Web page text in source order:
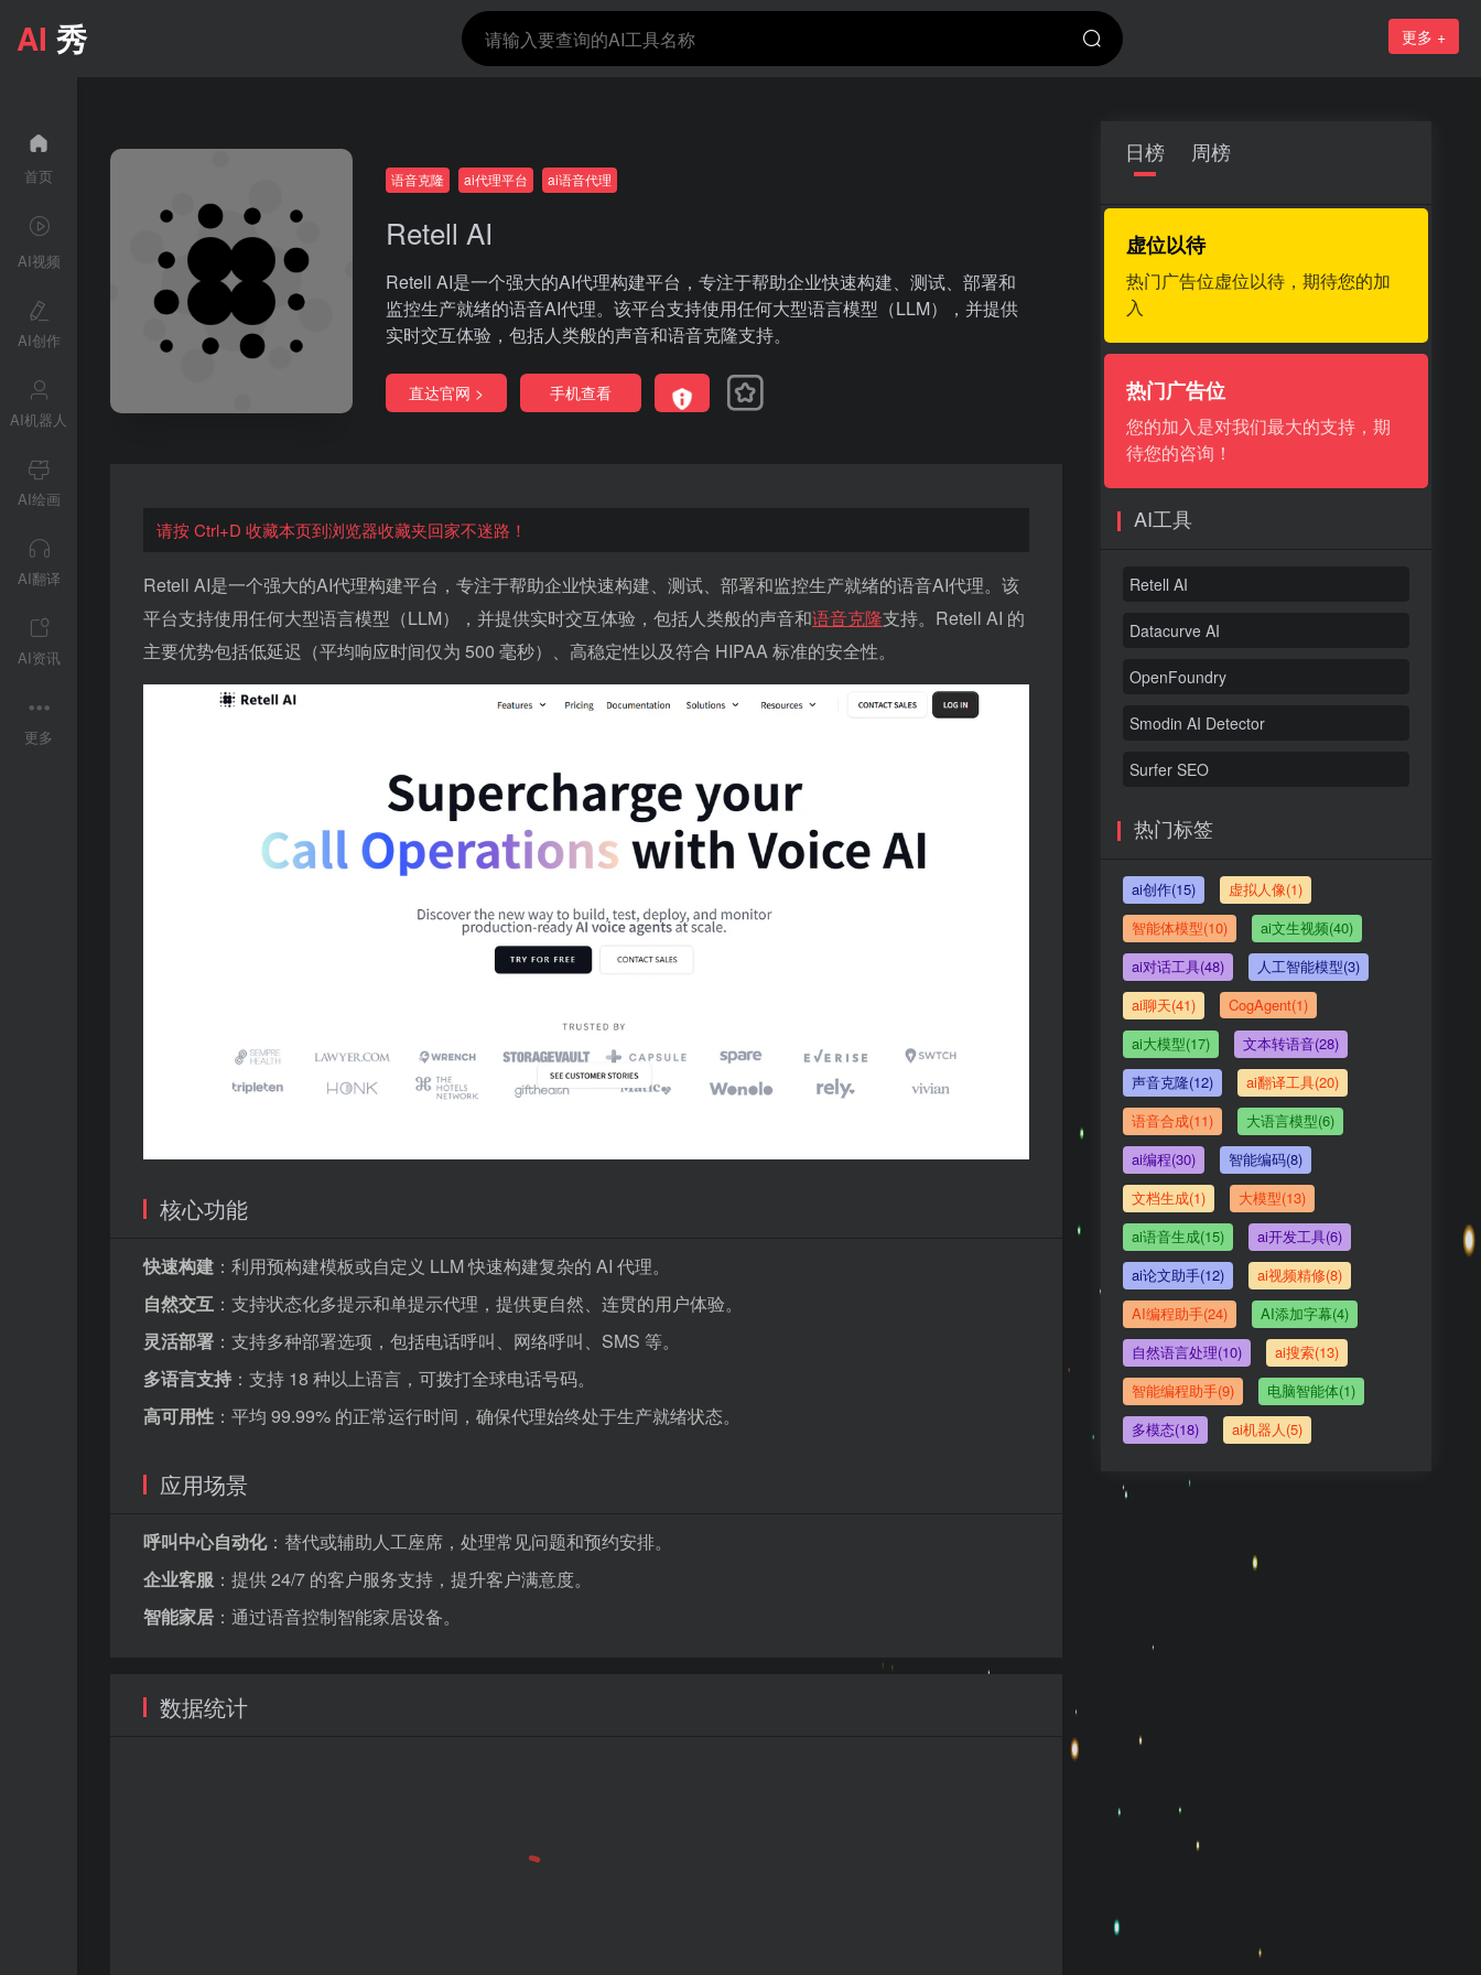
AI 秀 更多 +
首页
AI视频
AI创作
AI机器人
AI绘画
AI翻译
AI资讯
更多
语音克隆 ai代理平台 ai语音代理
Retell AI
Retell AI是一个强大的AI代理构建平台，专注于帮助企业快速构建、测试、部署和
监控生产就绪的语音AI代理。该平台支持使用任何大型语言模型（LLM），并提供
实时交互体验，包括人类般的声音和语音克隆支持。
直达官网 > 手机查看
请按 Ctrl+D 收藏本页到浏览器收藏夹回家不迷路！
Retell AI是一个强大的AI代理构建平台，专注于帮助企业快速构建、测试、部署和监控生产就绪的语音AI代理。该
平台支持使用任何大型语言模型（LLM），并提供实时交互体验，包括人类般的声音和语音克隆支持。Retell AI 的
主要优势包括低延迟（平均响应时间仅为 500 毫秒）、高稳定性以及符合 HIPAA 标准的安全性。
核心功能
快速构建 ：利用预构建模板或自定义 LLM 快速构建复杂的 AI 代理。
自然交互 ：支持状态化多提示和单提示代理，提供更自然、连贯的用户体验。
灵活部署 ：支持多种部署选项，包括电话呼叫、网络呼叫、SMS 等。
多语言支持 ：支持 18 种以上语言，可拨打全球电话号码。
高可用性 ：平均 99.99% 的正常运行时间，确保代理始终处于生产就绪状态。
应用场景
呼叫中心自动化：替代或辅助人工座席，处理常见问题和预约安排。
企业客服 ：提供 24/7 的客户服务支持，提升客户满意度。
智能家居 ：通过语音控制智能家居设备。
数据统计
日榜 周榜
虚位以待
热门广告位虚位以待，期待您的加
入
热门广告位
您的加入是对我们最大的支持，期
待您的咨询！
AI工具
Retell AI
Datacurve AI
OpenFoundry
Smodin AI Detector
Surfer SEO
热门标签
ai创作(15)
虚拟人像(1)
智能体模型(10)
ai文生视频(40)
ai对话工具(48)
人工智能模型(3)
ai聊天(41)
CogAgent(1)
ai大模型(17)
文本转语音(28)
声音克隆(12)
ai翻译工具(20)
语音合成(11)
大语言模型(6)
ai编程(30)
智能编码(8)
文档生成(1)
大模型(13)
ai语音生成(15)
ai开发工具(6)
ai论文助手(12)
ai视频精修(8)
AI编程助手(24)
AI添加字幕(4)
自然语言处理(10)
ai搜索(13)
智能编程助手(9)
电脑智能体(1)
多模态(18)
ai机器人(5)